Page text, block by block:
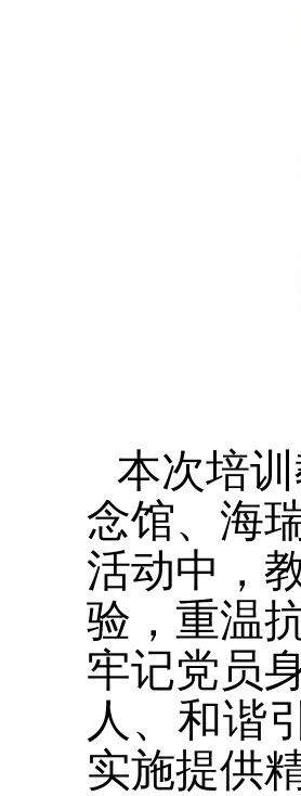
本次培
念馆、海
活动中，
验，重温
牢记党员
人、和谐
实施提供